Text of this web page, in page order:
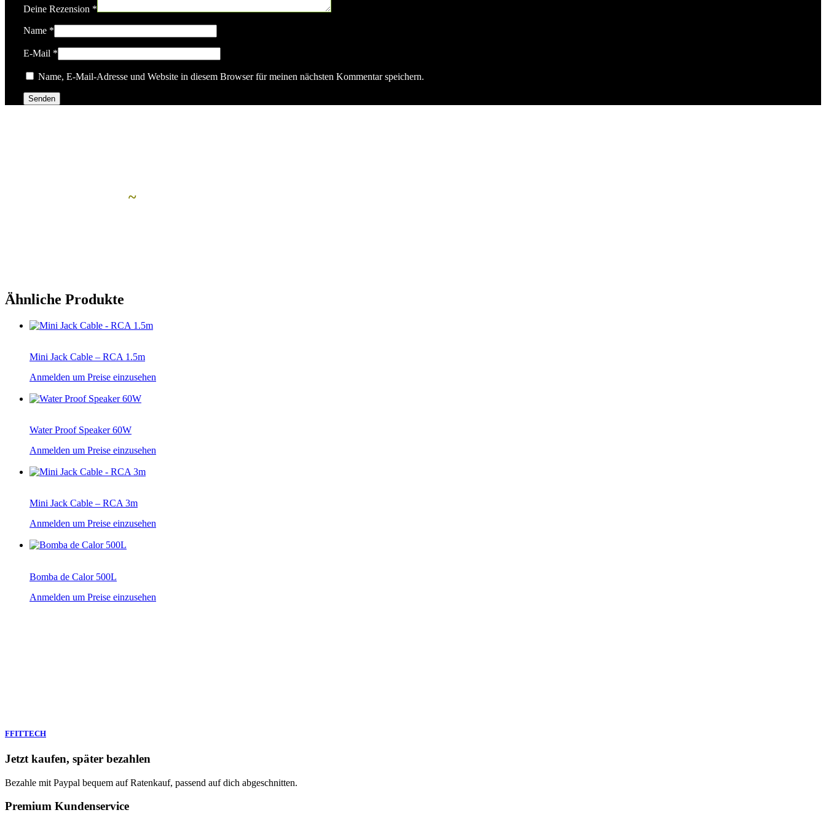
Deine Rezension *
Name *
E-Mail *
Name, E-Mail-Adresse und Website in diesem Browser für meinen nächsten Kommentar speichern.
~
Ähnliche Produkte
Mini Jack Cable – RCA 1.5m
Anmelden um Preise einzusehen
Water Proof Speaker 60W
Anmelden um Preise einzusehen
Mini Jack Cable – RCA 3m
Anmelden um Preise einzusehen
Bomba de Calor 500L
Anmelden um Preise einzusehen
FFITTECH
Jetzt kaufen, später bezahlen
Bezahle mit Paypal bequem auf Ratenkauf, passend auf dich abgeschnitten.
Premium Kundenservice